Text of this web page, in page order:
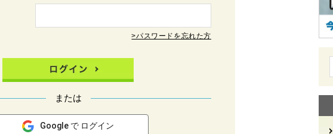
>パスワードを忘れた方
または
Google で ログイン